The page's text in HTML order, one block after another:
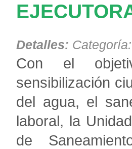
Detalles: Categoría:
Con el
sensibilización
del agua, el
laboral, la
de